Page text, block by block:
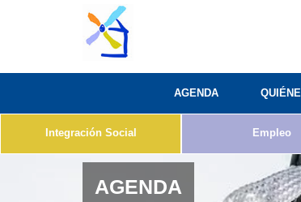
AGENDA
Integración Social Empleo
AGENDA